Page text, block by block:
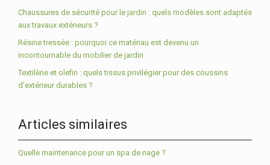
Chaussures de sécurité pour le jardin : quels modèles sont adaptés
aux travaux extérieurs ?
Résine tressée : pourquoi ce matériau est devenu un
incontournable du mobilier de jardin
Textilène et olefin : quels tissus privilégier pour des coussins
d’extérieur durables ?
Articles similaires
Quelle maintenance pour un spa de nage ?